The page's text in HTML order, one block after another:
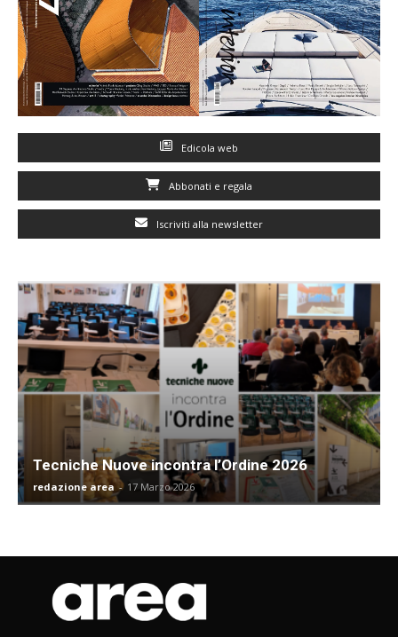
Edicola web
Abbonati e regala
Iscriviti alla newsletter
Tecniche Nuove incontra l’Ordine 2026
redazione area - 17 Marzo 2026